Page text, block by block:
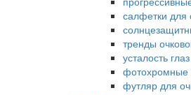
салфетки для
тренды
усталость глаз
фотохромные
футляр для